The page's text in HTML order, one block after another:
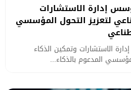
إدارة الاستشارات
لتعزيز التحول المؤسسي
الاستشارات وتمكين الذكاء
المدعوم بالذكاء...